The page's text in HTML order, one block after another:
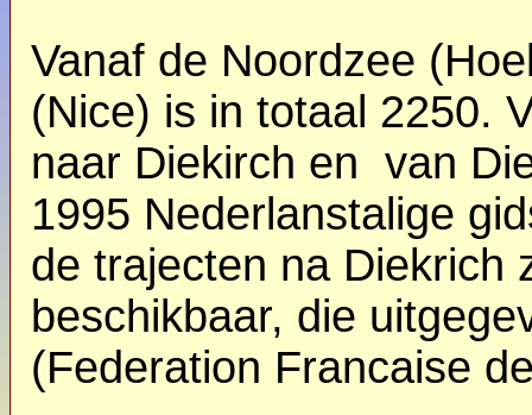
Vanaf de Noordzee
(Nice) is in totaal 2250.
naar Diekirch en van
1995 Nederlanstalige
de trajecten na Diekrich
beschikbaar, die
(Federation Francaise